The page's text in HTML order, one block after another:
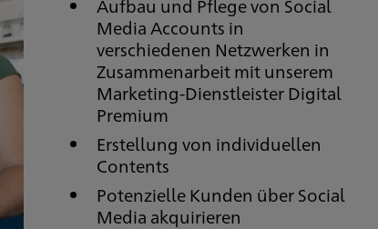
Aufbau und Pflege von Social
Media Accounts in
verschiedenen Netzwerken in
Zusammenarbeit mit unserem
Marketing-Dienstleister Digital
Premium
Erstellung von individuellen
Contents
Potenzielle Kunden über Social
Media akquirieren